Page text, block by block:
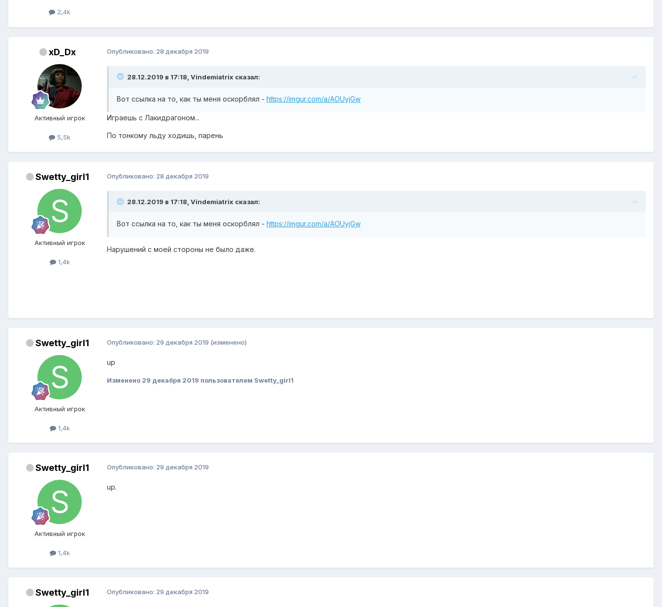
2,4k
xD_Dx
Активный игрок
5,5k
Опубликовано: 28 декабря 2019
28.12.2019 в 17:18, Vindemiatrix сказал:
Вот ссылка на то, как ты меня оскорблял - https://imgur.com/a/AOUyjGw
Играешь с Лакидрагоном...
По тонкому льду ходишь, парень
Swetty_girl1
Активный игрок
1,4k
Опубликовано: 28 декабря 2019
28.12.2019 в 17:18, Vindemiatrix сказал:
Вот ссылка на то, как ты меня оскорблял - https://imgur.com/a/AOUyjGw
Нарушений с моей стороны не было даже.
Swetty_girl1
Активный игрок
1,4k
Опубликовано: 29 декабря 2019 (изменено)
up
Изменено 29 декабря 2019 пользователем Swetty_girl1
Swetty_girl1
Активный игрок
1,4k
Опубликовано: 29 декабря 2019
up.
Swetty_girl1 Опубликовано: 29 декабря 2019